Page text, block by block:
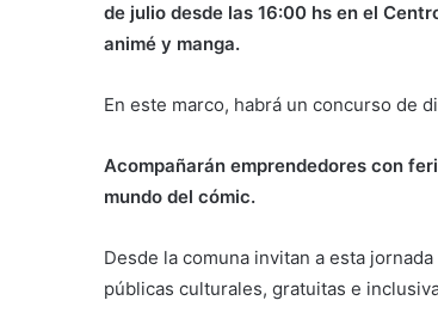
de julio desde las 16:00 hs en el
animé y manga.
En este marco, habrá un concurso de
Acompañarán emprendedores con
mundo del cómic.
Desde la comuna invitan a esta
públicas culturales, gratuitas e